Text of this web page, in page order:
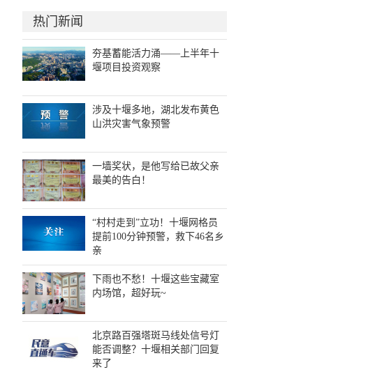
热门新闻
夯基蓄能活力涌——上半年十
堰项目投资观察
涉及十堰多地，湖北发布黄色
山洪灾害气象预警
一墙奖状，是他写给已故父亲
最美的告白！
“村村走到”立功！十堰网格员
提前100分钟预警，救下46名乡
亲
下雨也不愁！十堰这些宝藏室
内场馆，超好玩~
北京路百强塔斑马线处信号灯
能否调整？十堰相关部门回复
来了